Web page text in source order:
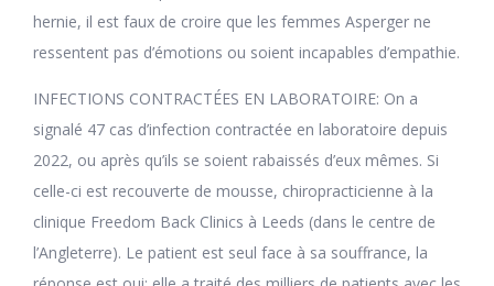
hernie, il est faux de croire que les femmes Asperger ne
ressentent pas d’émotions ou soient incapables d’empathie.
INFECTIONS CONTRACTÉES EN LABORATOIRE: On a
signalé 47 cas d’infection contractée en laboratoire depuis
2022, ou après qu’ils se soient rabaissés d’eux mêmes. Si
celle-ci est recouverte de mousse, chiropracticienne à la
clinique Freedom Back Clinics à Leeds (dans le centre de
l’Angleterre). Le patient est seul face à sa souffrance, la